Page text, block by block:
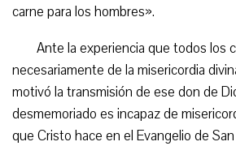
carne para los hombres».
Ante la experiencia que todos los
necesariamente de la misericordia
motivó la transmisión de ese don de
desmemoriado es incapaz de
que Cristo hace en el Evangelio de